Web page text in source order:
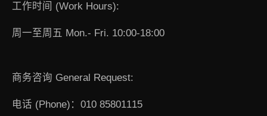
工作时间 (Work Hours):
周一至周五 Mon.- Fri. 10:00-18:00
商务咨询 General Request:
电话 (Phone)：010 85801115